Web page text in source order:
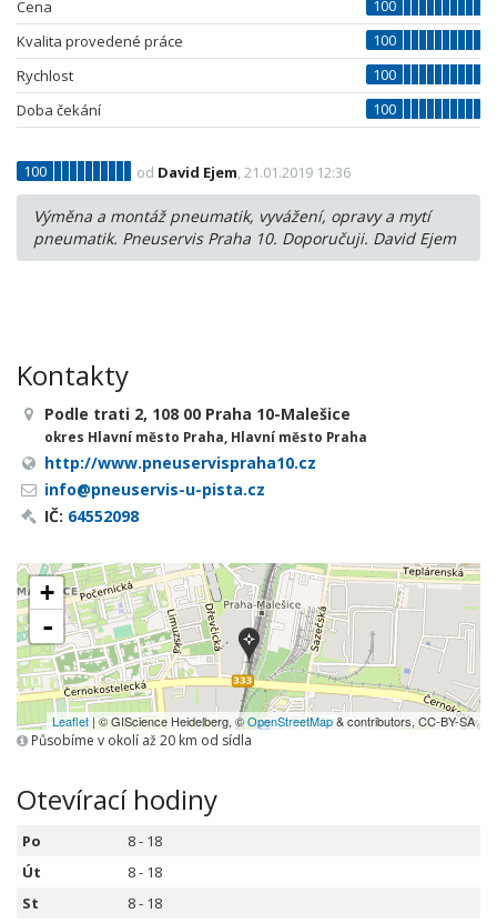
Cena
100
Kvalita provedené práce
100
Rychlost
100
Doba čekání
100
100 od David Ejem, 21.01.2019 12:36
Výměna a montáž pneumatik, vyvážení, opravy a mytí
pneumatik. Pneuservis Praha 10. Doporučuji. David Ejem
Kontakty
Podle trati 2, 108 00 Praha 10-Malešice
okres Hlavní město Praha, Hlavní město Praha
http://www.pneuservispraha10.cz
info@pneuservis-u-pista.cz
IČ: 64552098
+
-
Leaflet| © GIScience Heidelberg, ©OpenStreetMap& contributors, CC-BY-SA
Působíme v okolí až 20 km od sídla
Otevírací hodiny
Po
8 - 18
Út
8 - 18
St
8 - 18